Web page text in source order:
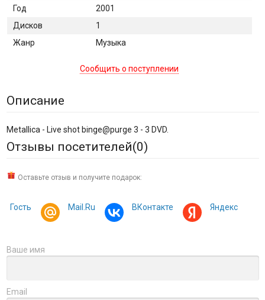
Год
2001
Дисков
1
Жанр
Музыка
Сообщить о поступлении
Описание
Metallica - Live shot binge@purge 3 - 3 DVD.
Отзывы посетителей(0)
Оставьте отзыв и получите подарок:
Гость Mail.Ru ВКонтакте Яндекс
Ваше имя
Email